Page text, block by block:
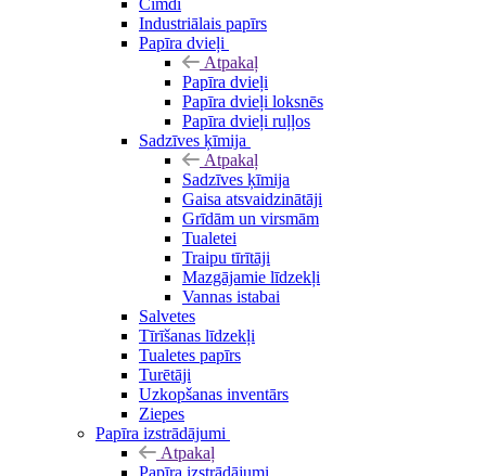
Cimdi
Industriālais papīrs
Papīra dvieļi
Atpakaļ
Papīra dvieļi
Papīra dvieļi loksnēs
Papīra dvieļi ruļļos
Sadzīves ķīmija
Atpakaļ
Sadzīves ķīmija
Gaisa atsvaidzinātāji
Grīdām un virsmām
Tualetei
Traipu tīrītāji
Mazgājamie līdzekļi
Vannas istabai
Salvetes
Tīrīšanas līdzekļi
Tualetes papīrs
Turētāji
Uzkopšanas inventārs
Ziepes
Papīra izstrādājumi
Atpakaļ
Papīra izstrādājumi